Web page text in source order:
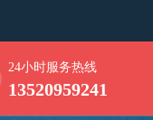
24小时服务热线
13520959241